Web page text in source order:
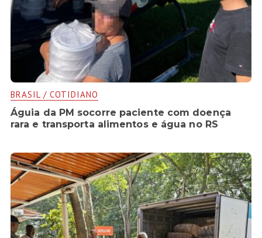
BRASIL / COTIDIANO
Águia da PM socorre paciente com doença
rara e transporta alimentos e água no RS